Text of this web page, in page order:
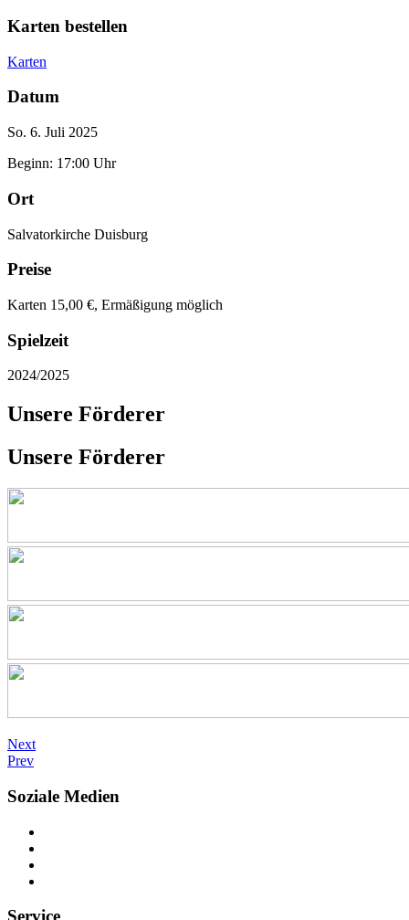
Karten bestellen
Karten
Datum
So. 6. Juli 2025
Beginn: 17:00 Uhr
Ort
Salvatorkirche Duisburg
Preise
Karten 15,00 €, Ermäßigung möglich
Spielzeit
2024/2025
Unsere Förderer
Unsere Förderer
Next
Prev
Soziale Medien
Service